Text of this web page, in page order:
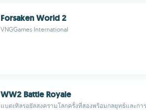
Forsaken World 2
VNGGames International
WW2 Battle Royale
แบตเทิลรอยัลสงครามโลกครั้งที่สองพร้อมกลยุทธ์และกา